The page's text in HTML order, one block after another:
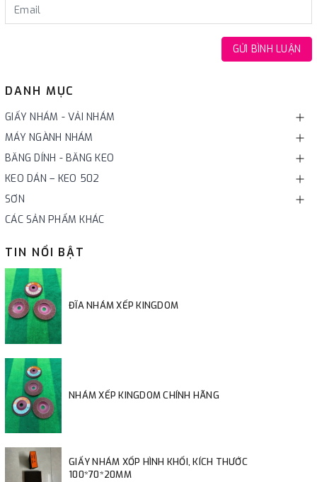
DANH MỤC
GIẤY NHÁM - VẢI NHÁM
MÁY NGÀNH NHÁM
BĂNG DÍNH - BĂNG KEO
KEO DÁN – KEO 502
SƠN
CÁC SẢN PHẨM KHÁC
TIN NỔI BẬT
ĐĨA NHÁM XẾP KINGDOM
NHÁM XẾP KINGDOM CHÍNH HÃNG
GIẤY NHÁM XỐP HÌNH KHỐI, KÍCH THƯỚC
100*70*20MM
GỬI BÌNH LUẬN